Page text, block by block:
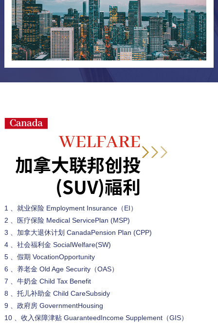
1 、就业保险 Employment Insurance（EI）
2 、医疗保险 Medical ServicePlan (MSP)
3 、加拿大退休计划 CanadaPension Plan (CPP)
4 、社会福利金 SocialWelfare(SW)
5 、假期 VocationOpportunity
6 、养老金 Old Age Security（OAS）
7 、牛奶金 Child Tax Benefit
8 、托儿补助金 Child CareSubsidy
9 、政府房 GovernmentHousing
10 、收入保障津贴 GuaranteedIncome Supplement（GIS）